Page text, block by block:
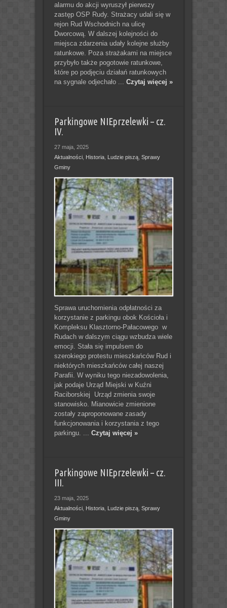
alarmu do akcji wyruszył pierwszy
zastęp OSP Rudy. Strażacy udali się w
rejon Rud Wschodnich na ulicę
Dworcową. W dalszej kolejności do
miejsca zdarzenia udały kolejne służby
ratunkowe. Poza strażakami na miejsce
przybyło także pogotowie ratunkowe,
które po podjęciu działań ratunkowych
na sygnale odjechało ... Czytaj więcej »
Parkingowe NIEprzelewki – cz.
IV.
27 maja, 2025
Aktualności, Historia, Ludzie piszą, Sprawy
Gminy
Sprawa uruchomienia odpłatności za
korzystanie z parkingu obok Kościoła i
Kompleksu Klasztorno-Pałacowego w
Rudach w dalszym ciągu wzbudza wiele
emocji. Stała się impulsem do
szerokiego protestu mieszkańców Rud i
niektórych mieszkańców całej naszej
Parafii. W wyniku tego niezadowolenia,
jak podaje Urząd Miejski w Kuźni
Raciborskiej Urząd zmienia swoje
stanowisko. Mianowicie zmienione
zostały zaproponowane zasady
funkcjonowania i korzystania z tego
parkingu. ... Czytaj więcej »
Parkingowe NIEprzelewki – cz.
III.
23 maja, 2025
Aktualności, Historia, Ludzie piszą, Sprawy
Gminy